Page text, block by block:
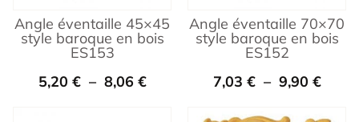
Angle éventaille 45×45
style baroque en bois
ES153
5,20 € – 8,06 €
Angle éventaille 70×70
style baroque en bois
ES152
7,03 € – 9,90 €